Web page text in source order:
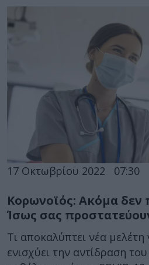
17 Οκτωβρίου 2022 07:30
Κορωνοϊός: Ακόμα δεν
Ίσως σας
Τι αποκαλύπτει νέα μελέτη
ενισχύει την αντίδραση